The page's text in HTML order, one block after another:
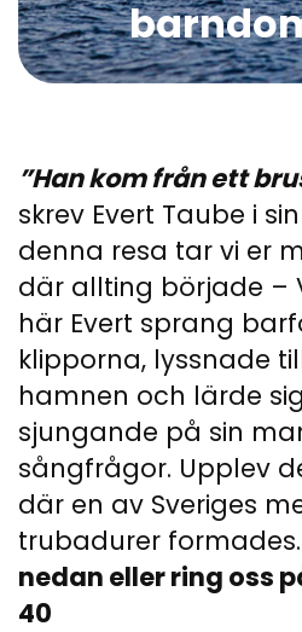
”Han kom från ett
skrev Evert Taube i
denna resa tar vi er
där allting började –
här Evert sprang
klipporna, lyssnade
hamnen och lärde
sjungande på sin
sångfrågor. Upplev
där en av Sveriges
trubadurer formades.
nedan eller ring oss
40